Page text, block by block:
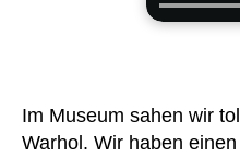
Im Museum sahen wir
Warhol. Wir haben